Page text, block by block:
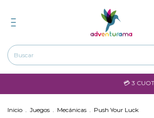
💳 3
Inicio . Juegos . Mecánicas . Push Your Luck